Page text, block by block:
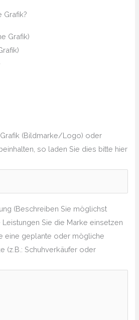
Grafik?
Grafik)
(Bildmarke/Logo) oder
so laden Sie dies bitte hier
(Beschreiben Sie möglichst
Sie die Marke einsetzen
eine geplante oder mögliche
(z.B.: Schuhverkäufer oder